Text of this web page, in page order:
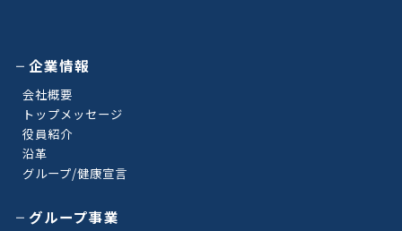
企業情報
会社概要
トップメッセージ
役員紹介
沿革
グループ/健康宣言
グループ事業